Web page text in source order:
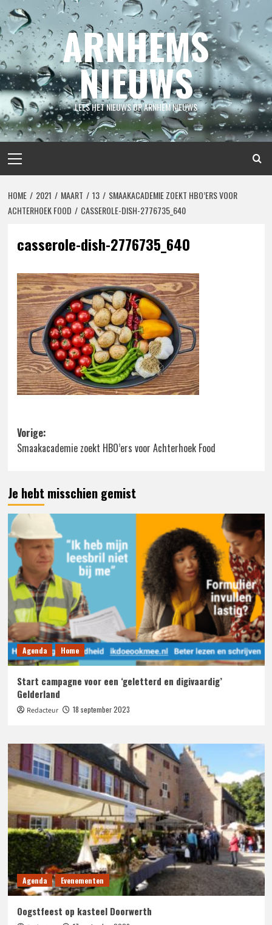
Spring
naar
inhoud
ARNHEMS
NIEUWS
LEES HET NIEUWS OP ARNHEM NIEUWS
menu
HOME 2021 MAART 13
SMAAKACADEMIE ZOEKT HBO’ERS VOOR
ACHTERHOEK FOOD
CASSEROLE-DISH-2776735_640
casserole-dish-2776735_640
Bericht
navigatie
Vorige:
Smaakacademie zoekt HBO’ers voor Achterhoek Food
Je hebt misschien gemist
Agenda Home
Start campagne voor een ‘geletterd en digivaardig’
Gelderland
Redacteur 18 september 2023
Agenda Evenementen
Oogstfeest op kasteel Doorwerth